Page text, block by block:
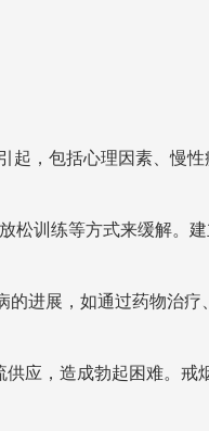
起，包括心理因素、慢
松训练等方式来缓解。
的进展，如通过药物治
应，造成勃起困难。